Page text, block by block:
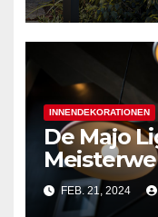
INNENDEKORATIONEN
De Majo
FEB. 21, 2024